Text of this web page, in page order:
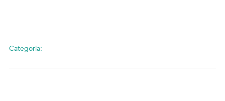
Categoria: